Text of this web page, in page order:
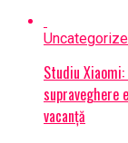
Studiu
supraveghere
vacanță